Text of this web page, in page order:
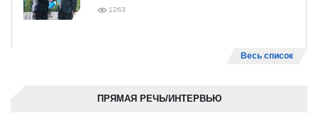
1263
Весь список
ПРЯМАЯ РЕЧЬ/ИНТЕРВЬЮ